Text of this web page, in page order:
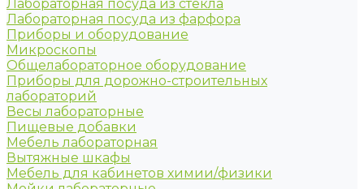
Лабораторная посуда из стекла
Лабораторная посуда из фарфора
Приборы и оборудование
Микроскопы
Общелабораторное оборудование
Приборы для дорожно-строительных
лабораторий
Весы лабораторные
Пищевые добавки
Мебель лабораторная
Вытяжные шкафы
Мебель для кабинетов химии/физики